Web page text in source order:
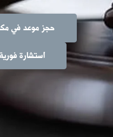
حجز موعد في
استشارة